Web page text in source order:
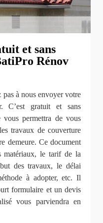
et sans
Rénov
pas à nous envoyer votre
C’est gratuit et sans
vous permettra de vous
travaux de couverture
demeure. Ce document
matériaux, le tarif de la
des travaux, le délai
à adopter, etc. Il
formulaire et un devis
vous parviendra en